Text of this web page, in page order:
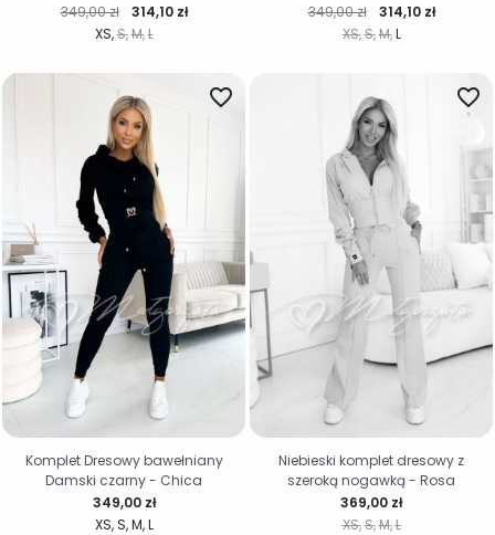
XS S M L
Cena regularna
349,00 zł Cena
314,10 zł
XS S M L
Cena regularna
349,00 zł Cena
314,10 zł
XS S M L
favorite_border
Cena
349,00 zł
Komplet Dresowy bawełniany
Damski czarny - Chica
XS S M L
favorite_border
Cena
369,00 zł
Niebieski komplet dresowy z
szeroką nogawką - Rosa